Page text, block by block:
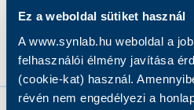
Ez a weboldal sütiket használ
A www.synlab.hu weboldal a
felhasználói élmény javítása
(cookie-kat) használ.
révén nem engedélyezi a